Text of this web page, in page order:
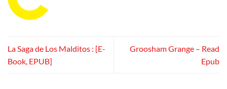
La Saga de Los Malditos : [E-
Book, EPUB]
Groosham Grange – Read
Epub